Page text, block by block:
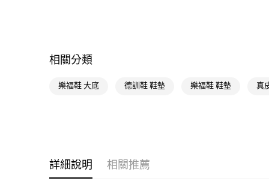
相關分類
樂福鞋 大底 德訓鞋 鞋墊 樂福鞋 鞋墊 真
詳細說明 相關推薦